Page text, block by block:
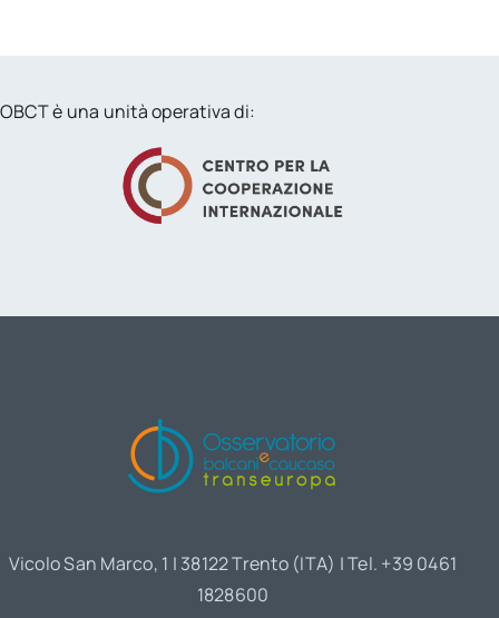
OBCT è una unità operativa di:
Vicolo San Marco, 1 | 38122 Trento (ITA) | Tel. +39 0461
1828600